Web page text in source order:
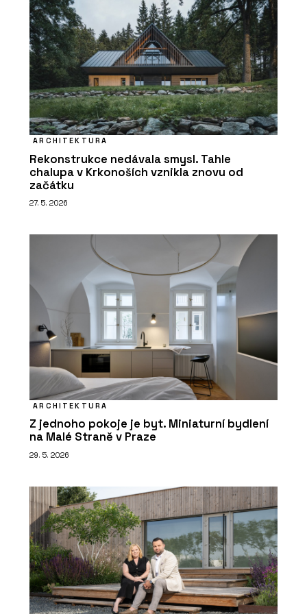
ARCHITEKTURA
Rekonstrukce nedávala smysl. Tahle
chalupa v Krkonoších vznikla znovu od
začátku
27. 5. 2026
ARCHITEKTURA
Z jednoho pokoje je byt. Miniaturní bydlení
na Malé Straně v Praze
29. 5. 2026